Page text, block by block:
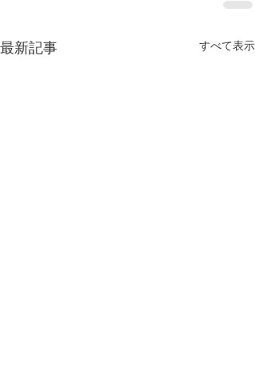
最新記事 すべて表示